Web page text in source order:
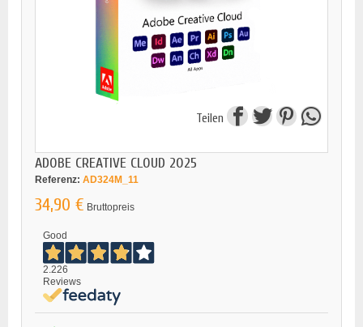
Teilen
ADOBE CREATIVE CLOUD 2025
Referenz: AD324M_11
34,90 € Bruttopreis
Good
2.226
Reviews